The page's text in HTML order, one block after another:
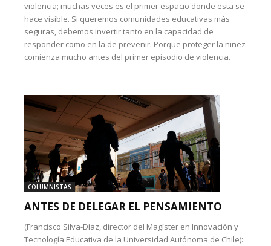
violencia; muchas veces es el primer espacio donde esta se
hace visible. Si queremos comunidades educativas más
seguras, debemos invertir tanto en la capacidad de
responder como en la de prevenir. Porque proteger la niñez
comienza mucho antes del primer episodio de violencia.
COLUMNISTAS
ANTES DE DELEGAR EL PENSAMIENTO
(Francisco Silva-Díaz, director del Magíster en Innovación y
Tecnología Educativa de la Universidad Autónoma de Chile):